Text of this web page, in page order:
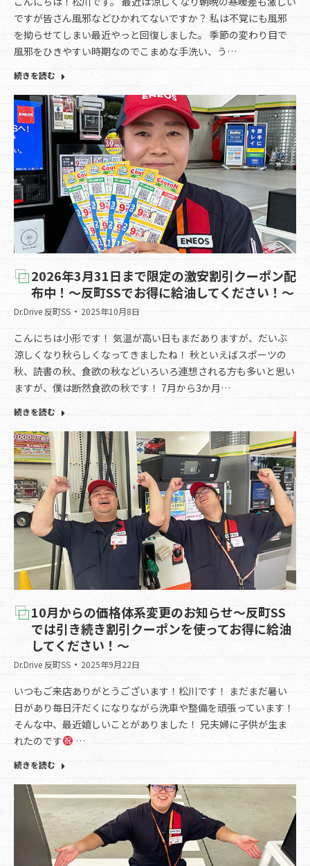
ですが皆さん風邪などひかれてないですか？ 私は不覚にも風邪
を拗らせてしまい最近やっと回復しました。 季節の変わり目で
風邪をひきやすい時期なのでこまめな手洗い、う…
続きを読む
2026年3月31日まで限定の激安割引クーポン配
布中！～反町SSでお得に給油してください！～
Dr.Drive 反町SS 2025年10月8日
こんにちは小形です！ 気温が高い日もまだありますが、だいぶ
涼しくなり秋らしくなってきましたね！ 秋といえばスポーツの
秋、読書の秋、食欲の秋などいろいろ連想される方も多いと思い
ますが、僕は断然食欲の秋です！ 7月から3か月…
続きを読む
10月からの価格体系変更のお知らせ～反町SS
では引き続き割引クーポンを使ってお得に給油
してください！～
Dr.Drive 反町SS 2025年9月22日
いつもご来店ありがとうございます！松川です！ まだまだ暑い
日があり毎日汗だくになりながら洗車や整備を頑張っています！
そんな中、最近嬉しいことがありました！ 兄夫婦に子供が生ま
れたのです
…
続きを読む